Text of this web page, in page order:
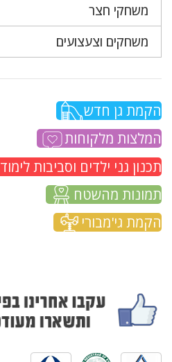
משחקי חצר
משחקים וצעצועים
הקמת גן חדש
המלצות מלקוחות
תכנון גני ילדים וסביבות לימוד
תמונות מהשטח
הקמת גי'מבורי